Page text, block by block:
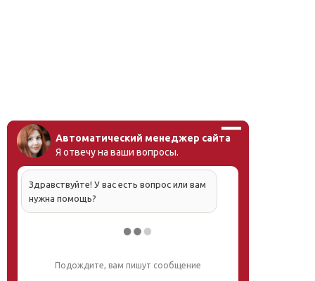
Автоматический менеджер сайта
Я отвечу на ваши вопросы.
Здравствуйте! У вас есть вопрос или вам
нужна помощь?
Подождите, вам пишут сообщение